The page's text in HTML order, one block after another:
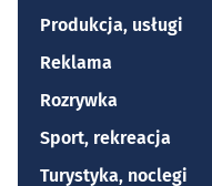
Produkcja, usługi
Reklama
Rozrywka
Sport, rekreacja
Turystyka, noclegi